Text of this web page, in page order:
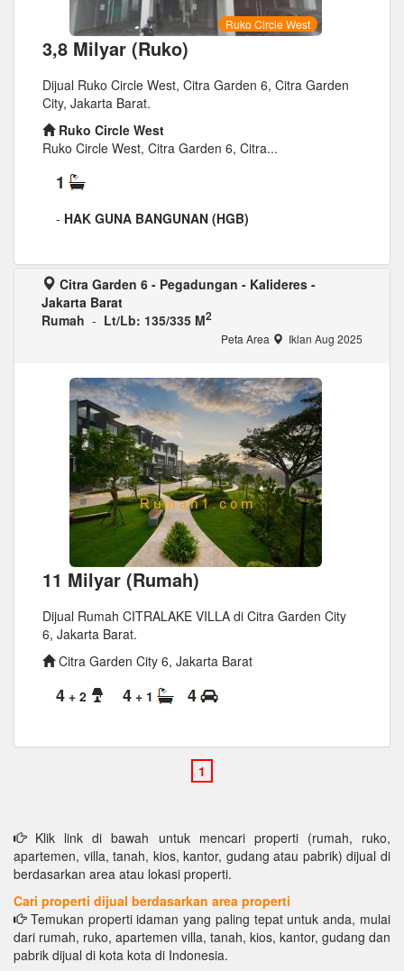
Ruko Circle West
3,8 Milyar (Ruko)
Dijual Ruko Circle West, Citra Garden 6, Citra Garden
City, Jakarta Barat.
Ruko Circle West
Ruko Circle West, Citra Garden 6, Citra...
1
- HAK GUNA BANGUNAN (HGB)
Citra Garden 6 - Pegadungan - Kalideres -
Jakarta Barat
Rumah - Lt/Lb: 135/335 M2
Peta Area Iklan Aug 2025
11 Milyar (Rumah)
Dijual Rumah CITRALAKE VILLA di Citra Garden City
6, Jakarta Barat.
Citra Garden City 6, Jakarta Barat
4 + 2 4 + 1 4
Klik link di bawah untuk mencari properti (rumah, ruko,
apartemen, villa, tanah, kios, kantor, gudang atau pabrik) dijual di
berdasarkan area atau lokasi properti.
Cari properti dijual berdasarkan area properti
Temukan properti idaman yang paling tepat untuk anda, mulai
dari rumah, ruko, apartemen villa, tanah, kios, kantor, gudang dan
pabrik dijual di kota kota di Indonesia.